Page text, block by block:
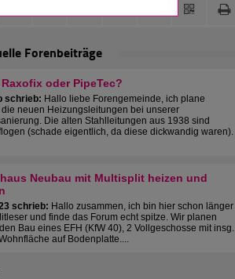
Forenbeiträge
oder PipeTec?
schrieb: Hallo liebe Forengemeinde, ich plane
neuen Heizungsleitungen bei unserer
Die alten Stahlleitungen aus 1938 sind
(schade eigentlich, da diese dickwandig waren).
Neubau mit Multisplit heizen und
schrieb: Hallo zusammen, ich bin hier schon länger
und finde das Forum echt spitze. Wir planen
Bau eines EFH (KfW 40), 2 Vollgeschosse mit insg.
auf Bodenplatte....